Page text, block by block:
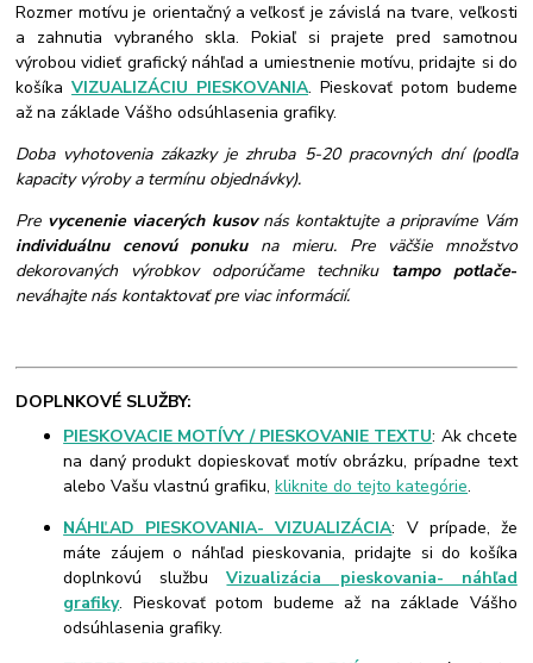
Rozmer motívu je orientačný a veľkosť je závislá na tvare, veľkosti
a zahnutia vybraného skla. Pokiaľ si prajete pred samotnou
výrobou vidieť grafický náhľad a umiestnenie motívu, pridajte si do
košíkaVIZUALIZÁCIU PIESKOVANIA. Pieskovať potom budeme
až na základe Vášho odsúhlasenia grafiky.
Doba vyhotovenia zákazky je zhruba 5-20 pracovných dní (podľa
kapacity výroby a termínu objednávky).
Pre vycenenie viacerých kusovnás kontaktujte a pripravíme Vám
individuálnu cenovú ponukuna mieru. Pre väčšie množstvo
dekorovaných výrobkov odporúčame techniku tampo potlače-
neváhajte nás kontaktovať pre viac informácií.
DOPLNKOVÉ SLUŽBY:
PIESKOVACIE MOTÍVY / PIESKOVANIE TEXTU: Ak chcete
na daný produkt dopieskovať motív obrázku, prípadne text
alebo Vašu vlastnú grafiku,kliknite do tejto kategórie.
NÁHĽAD PIESKOVANIA- VIZUALIZÁCIA: V prípade, že
máte záujem o náhľad pieskovania, pridajte si do košíka
doplnkovú službuVizualizácia pieskovania- náhľad
grafiky. Pieskovať potom budeme až na základe Vášho
odsúhlasenia grafiky.